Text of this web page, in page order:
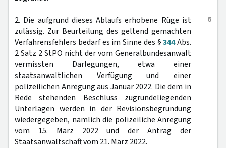
6
2. Die aufgrund dieses Ablaufs erhobene Rüge ist
zulässig. Zur Beurteilung des geltend gemachten
Verfahrensfehlers bedarf es im Sinne des §344Abs.
2 Satz 2 StPO nicht der vom Generalbundesanwalt
vermissten Darlegungen, etwa einer
staatsanwaltlichen Verfügung und einer
polizeilichen Anregung aus Januar 2022. Die dem in
Rede stehenden Beschluss zugrundeliegenden
Unterlagen werden in der Revisionsbegründung
wiedergegeben, nämlich die polizeiliche Anregung
vom 15. März 2022 und der Antrag der
Staatsanwaltschaft vom 21. März 2022.